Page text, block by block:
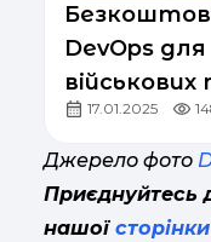
DevOps
військових
стартує 3
17.01.2025
Джерело фото
Приєднуйтесь
нашої сторінки